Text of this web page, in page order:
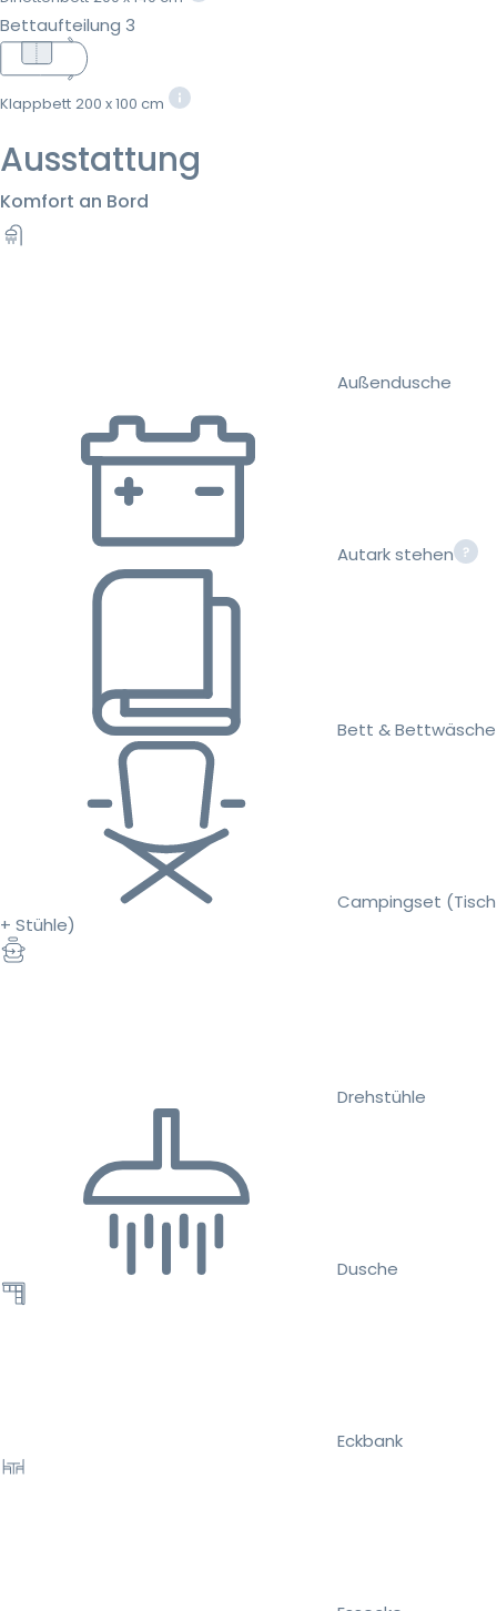
Bettaufteilung 3
Klappbett 200 x 100 cm
Ausstattung
Komfort an Bord
Außendusche
Autark stehen
Bett & Bettwäsche
Campingset (Tisch
+ Stühle)
Drehstühle
Dusche
Eckbank